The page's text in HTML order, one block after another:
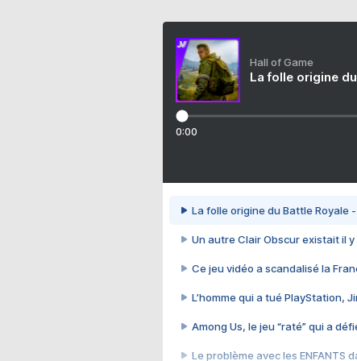
Hall of Game
La folle origine
0:00
La folle origine du Battle Royale
Un autre Clair Obscur existait il
Ce jeu vidéo a scandalisé la
L’homme qui a tué PlayStation,
Among Us, le jeu “raté” qui a
Le problème avec les ENFANTS